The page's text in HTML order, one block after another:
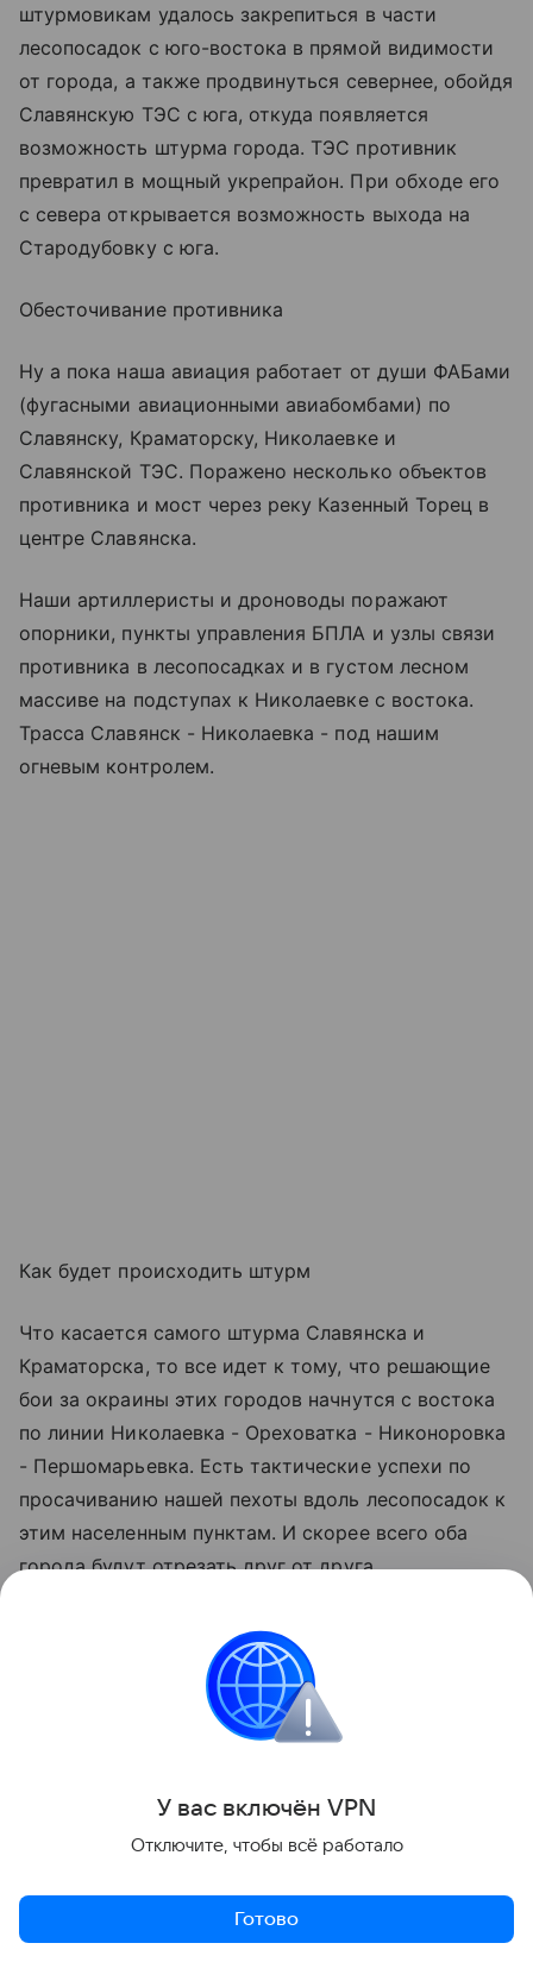
штурмовикам удалось закрепиться в части
лесопосадок с юго-востока в прямой видимости
от города, а также продвинуться севернее, обойдя
Славянскую ТЭС с юга, откуда появляется
возможность штурма города. ТЭС противник
превратил в мощный укрепрайон. При обходе его
с севера открывается возможность выхода на
Стародубовку с юга.
Обесточивание противника
Ну а пока наша авиация работает от души ФАБами
(фугасными авиационными авиабомбами) по
Славянску, Краматорску, Николаевке и
Славянской ТЭС. Поражено несколько объектов
противника и мост через реку Казенный Торец в
центре Славянска.
Наши артиллеристы и дроноводы поражают
опорники, пункты управления БПЛА и узлы связи
противника в лесопосадках и в густом лесном
массиве на подступах к Николаевке с востока.
Трасса Славянск - Николаевка - под нашим
огневым контролем.
Как будет происходить штурм
Что касается самого штурма Славянска и
Краматорска, то все идет к тому, что решающие
бои за окраины этих городов начнутся с востока
по линии Николаевка - Ореховатка - Никоноровка
- Першомарьевка. Есть тактические успехи по
просачиванию нашей пехоты вдоль лесопосадок к
этим населенным пунктам. И скорее всего оба
города будут отрезать друг от друга.
Весь вопрос в том, что продвинуться дальше
восточных окраин этих городов без взятия
агломерации в клещи со стороны севера и юга и
отрезания логистики противника здесь не
штурм малыми группами с одновременным
превращены в крепости, как когда-то и Авдеевка
У вас включён VPN
Отключите, чтобы всё работало
Готово